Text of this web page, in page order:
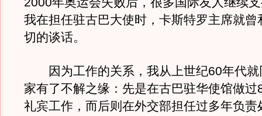
我在担任驻古巴大使时，卡斯特罗主席就曾
切的谈话。
因为工作的关系，我从上世纪60年代就
家有了不解之缘：先是在古巴驻华使馆做过
礼宾工作，而后则在外交部担任过多年负责